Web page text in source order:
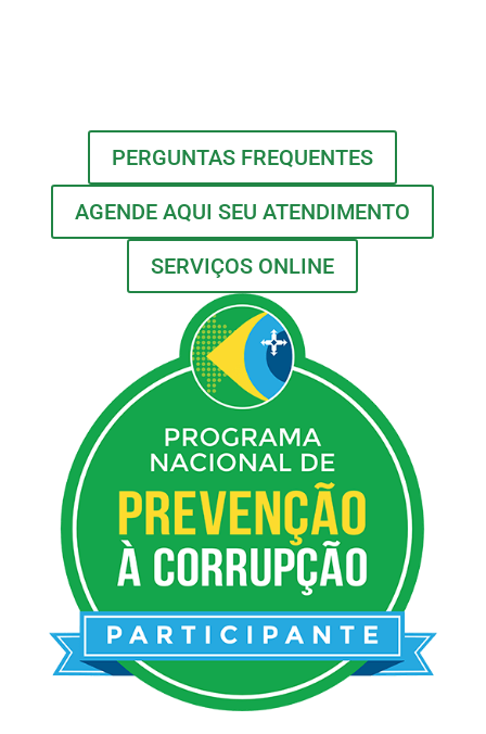
PERGUNTAS FREQUENTES
AGENDE AQUI SEU ATENDIMENTO
SERVIÇOS ONLINE